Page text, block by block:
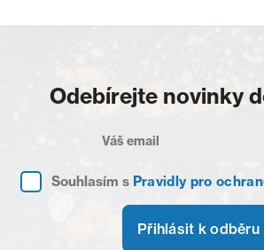
Odebírejte novinky
Souhlasím s Pravidly pro
Přihlásit k odběru